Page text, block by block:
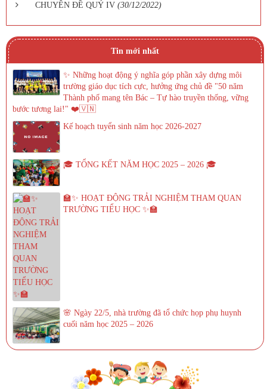
CHUYÊN ĐỀ QUÝ IV (30/12/2022)
Tin mới nhất
✨ Những hoạt động ý nghĩa góp phần xây dựng môi
trường giáo dục tích cực, hưởng ứng chủ đề "50 năm
Thành phố mang tên Bác – Tự hào truyền thống, vững
bước tương lai!" ❤️🇻🇳
Kế hoạch tuyển sinh năm học 2026-2027
🎓 TỔNG KẾT NĂM HỌC 2025 – 2026 🎓
🏫✨ HOẠT ĐỘNG TRẢI NGHIỆM THAM QUAN
TRƯỜNG TIỂU HỌC ✨🏫
🌸 Ngày 22/5, nhà trường đã tổ chức họp phụ huynh
cuối năm học 2025 – 2026